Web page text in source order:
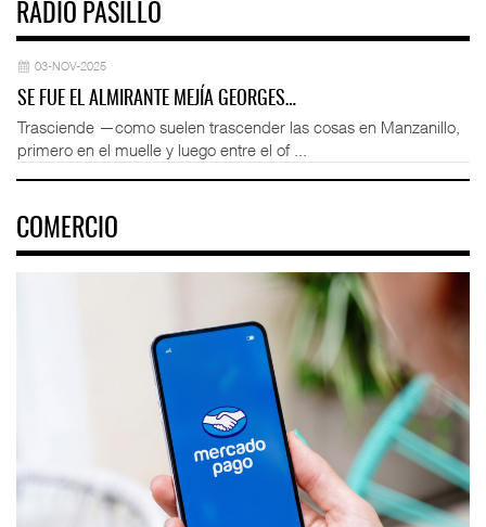
RADIO PASILLO
03-NOV-2025
SE FUE EL ALMIRANTE MEJÍA GEORGES…
Trasciende —como suelen trascender las cosas en Manzanillo,
primero en el muelle y luego entre el of ...
COMERCIO